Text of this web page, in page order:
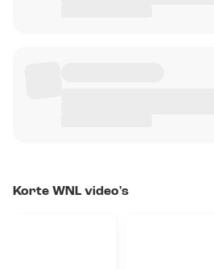
Korte WNL video's